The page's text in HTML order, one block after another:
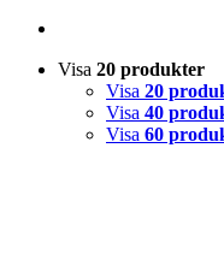
Visa 20 produkter
Visa 20
Visa 40
Visa 60